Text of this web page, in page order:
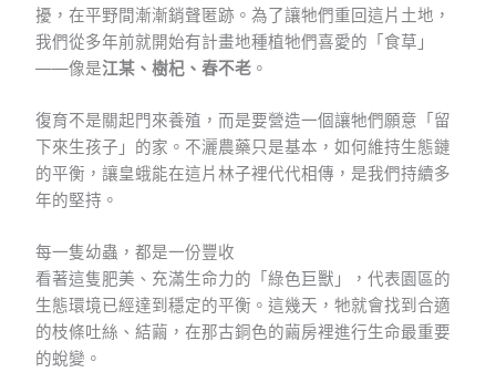
擾，在平野間漸漸銷聲匿跡。為了讓牠們重回這片土地，
我們從多年前就開始有計畫地種植牠們喜愛的「食草」
——像是江某、樹杞、春不老 。
復育不是關起門來養殖，而是要營造一個讓牠們願意「留
下來生孩子」的家。不灑農藥只是基本，如何維持生態鏈
的平衡，讓皇蛾能在這片林子裡代代相傳，是我們持續多
年的堅持。
每一隻幼蟲，都是一份豐收
看著這隻肥美、充滿生命力的「綠色巨獸」，代表園區的
生態環境已經達到穩定的平衡。這幾天，牠就會找到合適
的枝條吐絲、結繭，在那古銅色的繭房裡進行生命最重要
的蛻變。